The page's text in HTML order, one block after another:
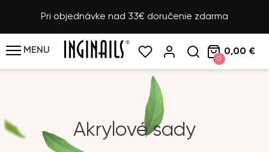
Pri objednávke nad 33€ doručenie zdarma
MENU
0
0,00 €
Akrylové sady